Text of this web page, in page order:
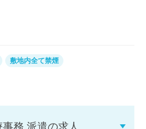
敷地内全て禁煙
務 派遣の求人